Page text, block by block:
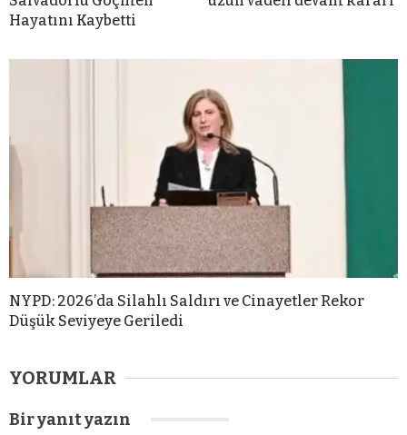
Hayatını Kaybetti
NYPD: 2026’da Silahlı Saldırı ve Cinayetler Rekor
Düşük Seviyeye Geriledi
YORUMLAR
Bir yanıt yazın